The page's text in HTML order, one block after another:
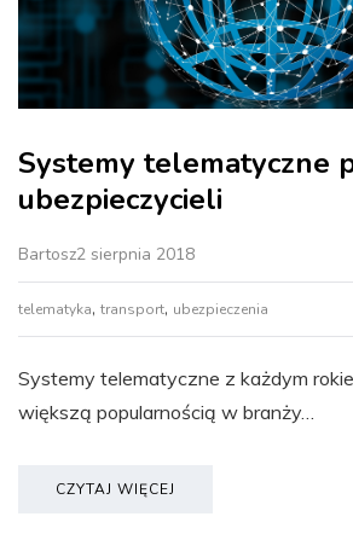
Systemy telematyczne
ubezpieczycieli
Bartosz2 sierpnia 2018
telematyka, transport, ubezpieczenia
Systemy telematyczne z każdym
większą popularnością w branży…
CZYTAJ WIĘCEJ